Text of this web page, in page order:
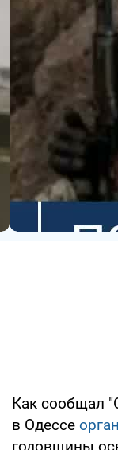
Как сообщал
в Одессе
годовщины